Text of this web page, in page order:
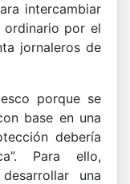
intercambiar
por el
jornaleros de
porque se
base en una
debería
Para ello,
una